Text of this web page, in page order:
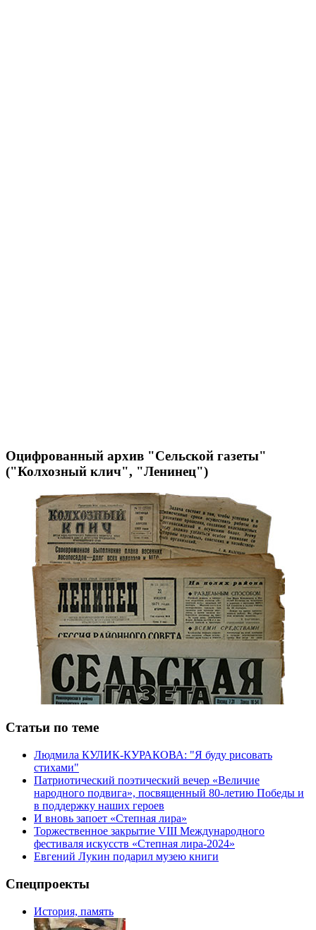
Оцифрованный архив "Сельской газеты"
("Колхозный клич", "Ленинец")
Статьи по теме
Людмила КУЛИК-КУРАКОВА: "Я буду рисовать
стихами"
Патриотический поэтический вечер «Величие
народного подвига», посвященный 80-летию Победы и
в поддержку наших героев
И вновь запоет «Степная лира»
Торжественное закрытие VIII Международного
фестиваля искусств «Степная лира-2024»
Евгений Лукин подарил музею книги
Спецпроекты
История, память